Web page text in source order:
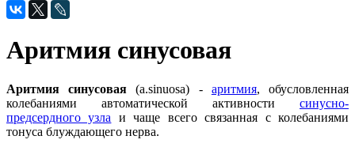
Аритмия синусовая
Аритмия синусовая(a.sinuosa) - аритмия, обусловленная
колебаниями автоматической активности синусно-
предсердного узла и чаще всего связанная с колебаниями
тонуса блуждающего нерва.